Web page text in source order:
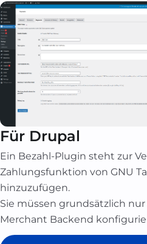
Für Drupal
Ein Bezahl-Plugin steht zur
Zahlungsfunktion von GNU
hinzuzufügen.
Sie müssen grundsätzlich
Merchant Backend